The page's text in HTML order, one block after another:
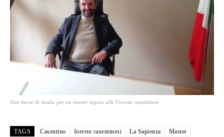
Due borse di studio per un master legato alle Foreste casentinesi
TAGS Casentino foreste casentinesi La Sapienza
Master